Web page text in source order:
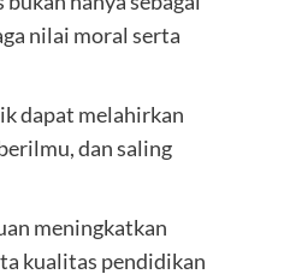
nilai moral serta
dapat melahirkan
dan saling
meningkatkan
kualitas pendidikan